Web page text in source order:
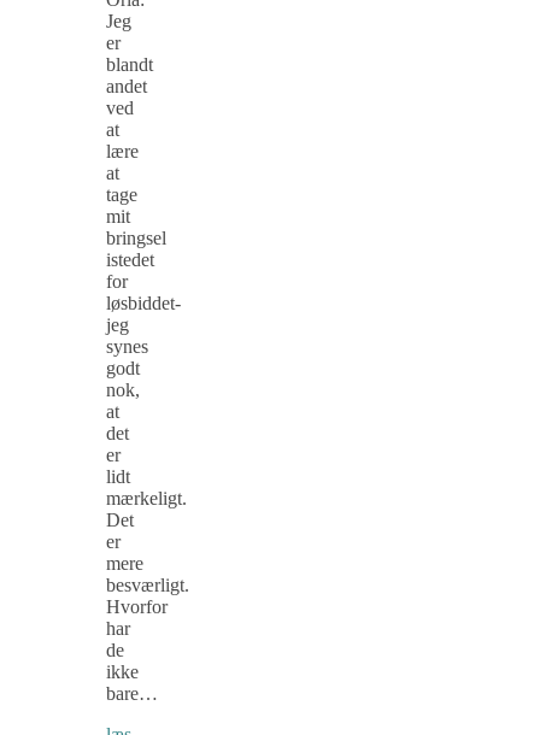
Jeg
er
blandt
andet
ved
at
lære
at
tage
mit
bringsel
istedet
for
løsbiddet-
jeg
synes
godt
nok,
at
det
er
lidt
mærkeligt.
Det
er
mere
besværligt.
Hvorfor
har
de
ikke
bare…